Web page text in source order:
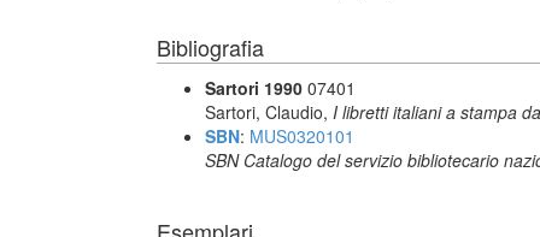
Bibliografia
Sartori 1990 07401
Sartori, Claudio, I libretti italiani a stampa
SBN: MUS0320101
SBN Catalogo del servizio bibliotecario